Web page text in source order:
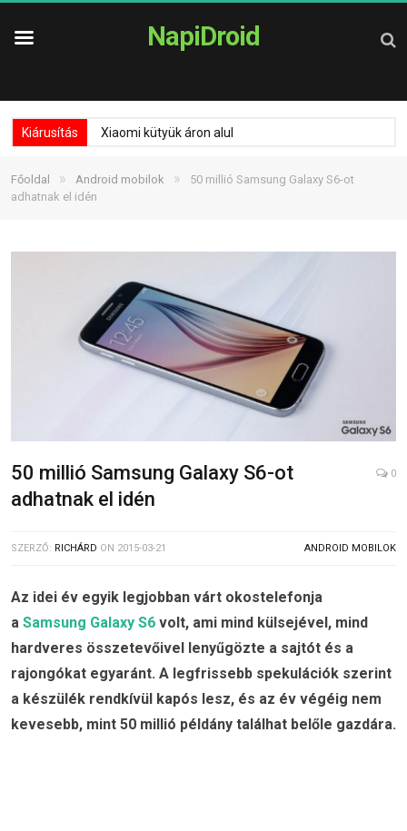
NapiDroid
Kiárusítás Xiaomi kütyük áron alul
Főoldal » Android mobilok »
50 millió Samsung Galaxy S6-ot
adhatnak el idén
50 millió Samsung Galaxy S6-ot
adhatnak el idén
0
SZERZŐ: RICHÁRD ON 2015-03-21 ANDROID MOBILOK
Az idei év egyik legjobban várt okostelefonja
a Samsung Galaxy S6 volt, ami mind külsejével, mind
hardveres összetevőivel lenyűgözte a sajtót és a
rajongókat egyaránt. A legfrissebb spekulációk szerint
a készülék rendkívül kapós lesz, és az év végéig nem
kevesebb, mint 50 millió példány találhat belőle gazdára.